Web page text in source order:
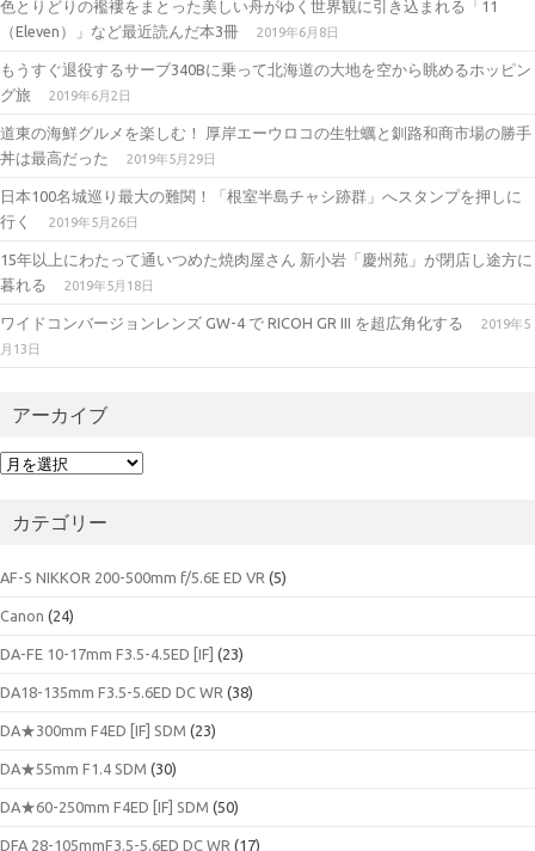
m
色とりどりの襤褸をまとった美しい舟がゆく世界観に引き込まれる「11
（Eleven）」など最近読んだ本3冊
2019年6月8日
もうすぐ退役するサーブ340Bに乗って北海道の大地を空から眺めるホッピン
グ旅
2019年6月2日
道東の海鮮グルメを楽しむ！ 厚岸エーウロコの生牡蠣と釧路和商市場の勝手
丼は最高だった
2019年5月29日
日本100名城巡り最大の難関！「根室半島チャシ跡群」へスタンプを押しに
行く
2019年5月26日
15年以上にわたって通いつめた焼肉屋さん 新小岩「慶州苑」が閉店し途方に
暮れる
2019年5月18日
ワイドコンバージョンレンズ GW-4 で RICOH GR III を超広角化する
2019年5
月13日
アーカイブ
ア
イカテゴリー
AF-S NIKKOR 200-500mm f/5.6E ED VR (5)
Canon (24)
DA-FE 10-17mm F3.5-4.5ED [IF] (23)
DA18-135mm F3.5-5.6ED DC WR (38)
DA★300mm F4ED [IF] SDM (23)
DA★55mm F1.4 SDM (30)
DA★60-250mm F4ED [IF] SDM (50)
DFA 28-105mmF3.5-5.6ED DC WR (17)